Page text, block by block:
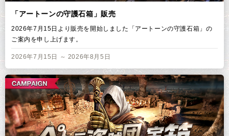
「アートーンの守護石箱」販売
2026年7月15日より販売を開始しました「アートーンの守護石箱」の
ご案内を申し上げます。
2026年7月15日 ～ 2026年8月5日